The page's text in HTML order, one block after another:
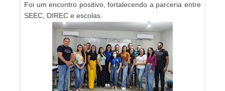
Foi um encontro positivo, fortalecendo a parceria entre
SEEC, DIREC e escolas.